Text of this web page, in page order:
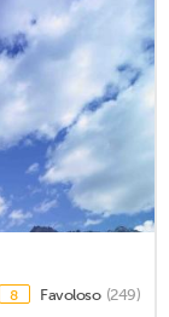
8 Favoloso (249)